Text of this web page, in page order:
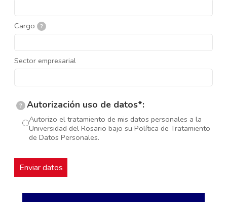
Cargo ?
Sector empresarial
? Autorización uso de datos*:
Autorizo el tratamiento de mis datos personales a la
Universidad del Rosario bajo su Política de Tratamiento
de Datos Personales.